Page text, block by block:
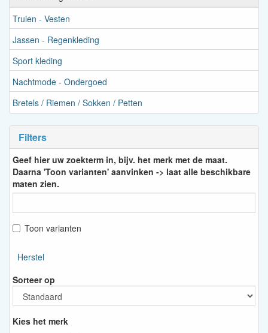
Truien - Vesten
Jassen - Regenkleding
Sport kleding
Nachtmode - Ondergoed
Bretels / Riemen / Sokken / Petten
Filters
Geef hier uw zoekterm in, bijv. het merk met de maat.
Daarna 'Toon varianten' aanvinken -> laat alle beschikbare
maten zien.
Toon varianten
Herstel
Sorteer op
Kies het merk